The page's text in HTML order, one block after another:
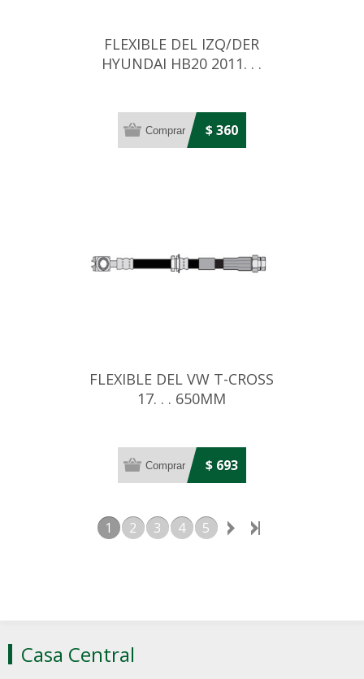
FLEXIBLE DEL IZQ/DER
HYUNDAI HB20 2011. . .
$ 360
FLEXIBLE DEL VW T-CROSS
17. . . 650MM
$ 693
1 2 3 4 5
Casa Central